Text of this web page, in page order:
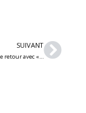
SUIVANT
Ghost de retour avec « Satanized » et présente Papa V Perpetua